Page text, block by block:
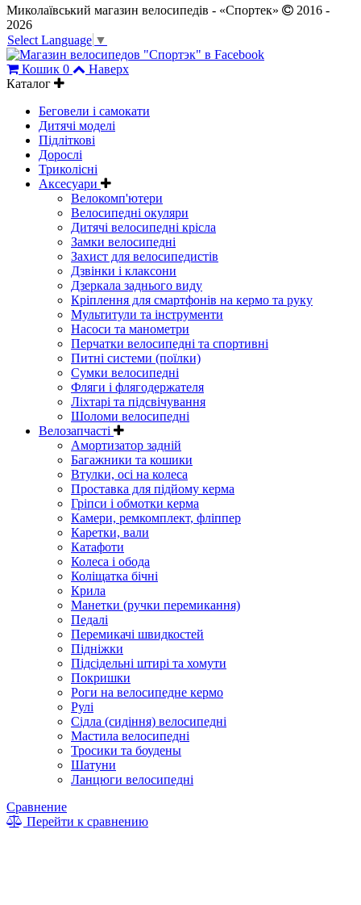
Миколаївський магазин велосипедів - «Спортек»
2016 -
2026
Select Language ▼
Кошик 0
Наверх
Каталог
Беговели і самокати
Дитячі моделі
Підліткові
Дорослі
Триколісні
Аксесуари
Велокомп'ютери
Велосипедні окуляри
Дитячі велосипедні крісла
Замки велосипедні
Захист для велосипедистів
Дзвінки і клаксони
Дзеркала заднього виду
Кріплення для смартфонів на кермо та руку
Мультитули та інструменти
Насоси та манометри
Перчатки велосипедні та спортивні
Питні системи (поїлки)
Сумки велосипедні
Фляги і флягодержателя
Ліхтарі та підсвічування
Шоломи велосипедні
Велозапчасті
Амортизатор задній
Багажники та кошики
Втулки, осі на колеса
Проставка для підйому керма
Гріпси і обмотки керма
Камери, ремкомплект, фліппер
Каретки, вали
Катафоти
Колеса і обода
Коліщатка бічні
Крила
Манетки (ручки перемикання)
Педалі
Перемикачі швидкостей
Підніжки
Підсідельні штирі та хомути
Покришки
Роги на велосипедне кермо
Рулі
Сідла (сидіння) велосипедні
Мастила велосипедні
Тросики та боудены
Шатуни
Ланцюги велосипедні
Сравнение
Перейти к сравнению